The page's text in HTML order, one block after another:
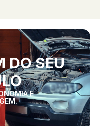
DO SEU
E